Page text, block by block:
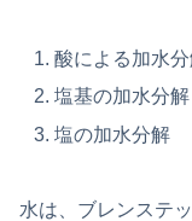
酸による加水
塩基の加水分解
塩の加水分解
水は、ブレンステ